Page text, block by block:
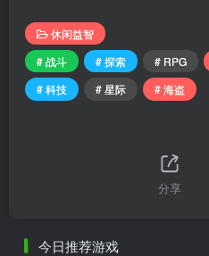
休闲益智
# 战斗
# 探索 # RPG
# 科技
# 星际 # 海盗
分享
今日推荐游戏